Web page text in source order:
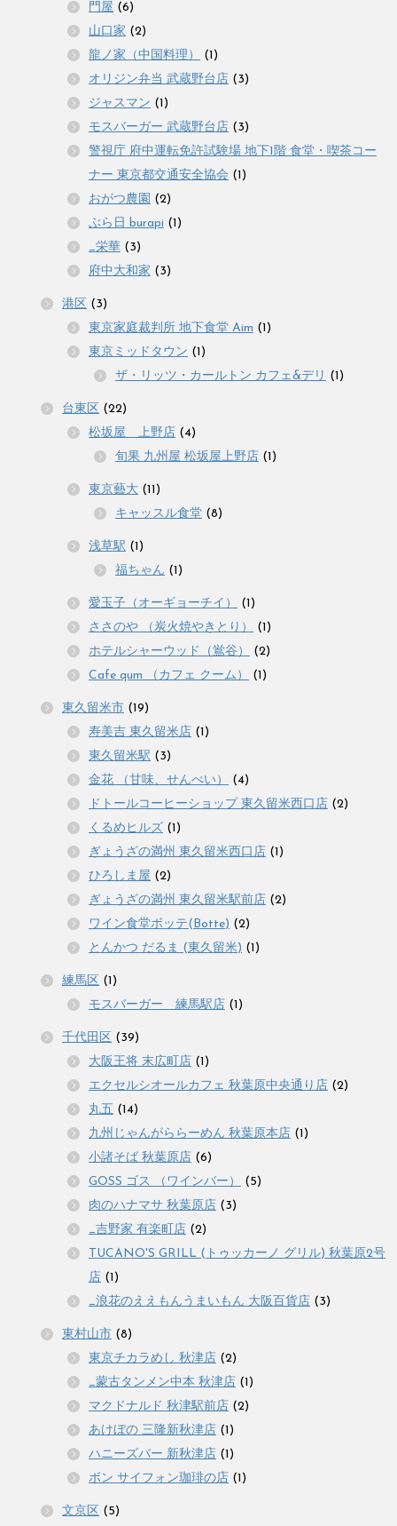
門屋 (6)
山口家 (2)
龍ノ家（中国料理）
(1)
オリジン弁当 武蔵野台店 (3)
ジャスマン (1)
モスバーガー 武蔵野台店 (3)
警視庁 府中運転免許試験場 地下1階 食堂・喫茶コー
ナー 東京都交通安全協会 (1)
おがつ農園 (2)
ぶら日 burapi (1)
_栄華 (3)
府中大和家 (3)
港区 (3)
東京家庭裁判所 地下食堂 Aim (1)
東京ミッドタウン (1)
ザ・リッツ・カールトン カフェ&デリ (1)
台東区 (22)
松坂屋 上野店 (4)
旬果 九州屋 松坂屋上野店 (1)
東京藝大 (11)
キャッスル食堂 (8)
浅草駅 (1)
福ちゃん (1)
愛玉子（オーギョーチイ）
(1)
ささのや （炭火焼やきとり）
(1)
ホテルシャーウッド（鴬谷）
(2)
Cafe qum （カフェ クーム）
(1)
東久留米市 (19)
寿美吉 東久留米店 (1)
東久留米駅 (3)
金花 （甘味、せんべい）
(4)
ドトールコーヒーショップ 東久留米西口店 (2)
くるめヒルズ (1)
ぎょうざの満州 東久留米西口店 (1)
ひろしま屋 (2)
ぎょうざの満州 東久留米駅前店 (2)
ワイン食堂ボッテ(Botte) (2)
とんかつ だるま (東久留米) (1)
練馬区 (1)
モスバーガー 練馬駅店 (1)
千代田区 (39)
大阪王将 末広町店 (1)
エクセルシオールカフェ 秋葉原中央通り店 (2)
丸五 (14)
九州じゃんがららーめん 秋葉原本店 (1)
小諸そば 秋葉原店 (6)
GOSS ゴス （ワインバー）
(5)
肉のハナマサ 秋葉原店 (3)
_吉野家 有楽町店 (2)
TUCANO'S GRILL (トゥッカーノ グリル) 秋葉原2号
店 (1)
_浪花のええもんうまいもん 大阪百貨店 (3)
東村山市 (8)
東京チカラめし 秋津店 (2)
_蒙古タンメン中本 秋津店 (1)
マクドナルド 秋津駅前店 (2)
あけぼの 三隆新秋津店 (1)
ハニーズバー 新秋津店 (1)
ボン サイフォン珈琲の店 (1)
文京区 (5)